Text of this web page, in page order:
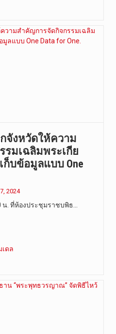
จังหวัดให้ความ
มเฉลิมพระเกีย
ก็บข้อมูลแบบ One
2024
น. ที่ห้องประชุมราชบพิธ…
ดล